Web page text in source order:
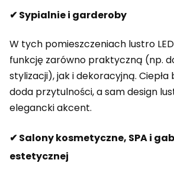
✔ Sypialnie i garderoby
W tych pomieszczeniach lustro
funkcję zarówno praktyczną (np.
stylizacji), jak i dekoracyjną. Ciepła
doda przytulności, a sam design
elegancki akcent.
✔ Salony kosmetyczne, SPA i
estetycznej